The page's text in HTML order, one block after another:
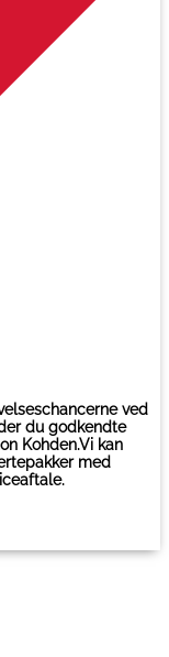
ved
du godkendte
Kohden.Vi kan
med